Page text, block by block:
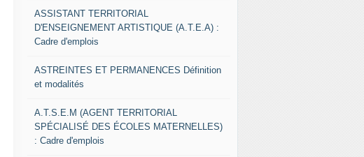
ASSISTANT TERRITORIAL
D'ENSEIGNEMENT ARTISTIQUE (A.T.E.A) :
Cadre d'emplois
ASTREINTES ET PERMANENCES Définition
et modalités
A.T.S.E.M (AGENT TERRITORIAL
SPÉCIALISÉ DES ÉCOLES MATERNELLES)
: Cadre d'emplois